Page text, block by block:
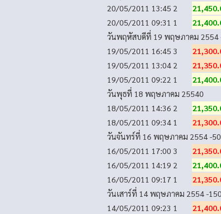
20/05/2011 13:45 2
20/05/2011 09:31 1
วันพฤหัสบดีที่ 19 พฤษภาคม 2554
19/05/2011 16:45 3
19/05/2011 13:04 2
19/05/2011 09:22 1
วันพุธที่ 18 พฤษภาคม 25540
18/05/2011 14:36 2
18/05/2011 09:34 1
วันจันทร์ที่ 16 พฤษภาคม 2554-50
16/05/2011 17:00 3
16/05/2011 14:19 2
16/05/2011 09:17 1
วันเสาร์ที่ 14 พฤษภาคม 2554-
14/05/2011 09:23 1